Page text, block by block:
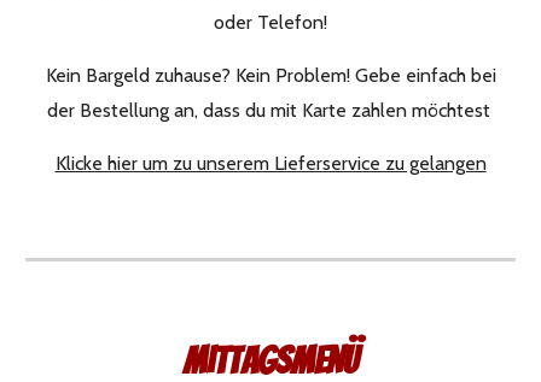
oder Telefon!
Kein Bargeld zuhause? Kein Problem! Gebe einfach bei
der Bestellung an, dass du mit Karte zahlen möchtest
Klicke hier um zu unserem Lieferservice zu gelangen
Mittagsmenü